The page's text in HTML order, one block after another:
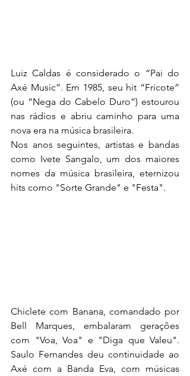
Luiz Caldas é considerado o “Pai do
Axé Music”. Em 1985, seu hit “Fricote”
(ou “Nega do Cabelo Duro”) estourou
nas rádios e abriu caminho para uma
nova era na música brasileira.
Nos anos seguintes, artistas e bandas
como Ivete Sangalo, um dos maiores
nomes da música brasileira, eternizou
hits como "Sorte Grande" e "Festa".
Chiclete com Banana, comandado por
Bell Marques, embalaram gerações
com "Voa, Voa" e "Diga que Valeu".
Saulo Fernandes deu continuidade ao
Axé com a Banda Eva, com músicas